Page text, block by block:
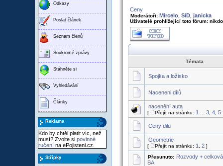
Odkazy
Poslat článek
Seznam členů
Soukromé zprávy
Stáhněte si
Vyhledávání
Články
Reklama
Kdo by chtěl platit víc, než
musí? Zvolte si povinné
ručení na ePojisteni.cz.
Střípky
Ceny
Moderátoři: Mircelo SiD janicka
Uživatelé prohlížející toto fórum:
Témata
Spojka a ložisko
Naceneni dílů
nacenění auta
[ Přejít na stránku: 1 3 4 5
Ceny dilu
Geometrie
[ Přejít na stránku: 1 2 ]
Přesunuto: Rozvody +
BA